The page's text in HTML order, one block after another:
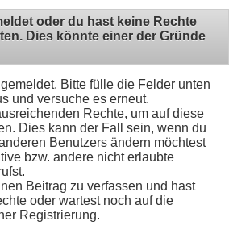
oder du hast keine Rechte
Dies könnte einer der Gründe
Bitte fülle die Felder unten
und versuche es erneut.
Rechte, um auf diese
Dies kann der Fall sein, wenn du
Benutzers ändern möchtest
bzw. andere nicht erlaubte
Beitrag zu verfassen und hast
oder wartest noch auf die
Registrierung.